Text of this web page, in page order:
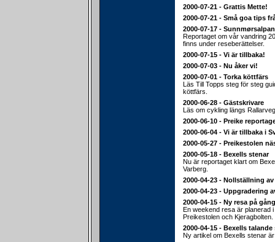
2000-07-21 - Grattis Mette!
2000-07-21 - Små goa tips
2000-07-17 -
Reportaget om vår vandring
finns under reseberättelser.
2000-07-15 - Vi är tillbaka!
2000-07-03 - Nu åker vi!
2000-07-01 - Torka köttfärs
Läs Till Topps steg för steg
köttfärs.
2000-06-28 - Gästskrivare
Läs om cykling längs
2000-06-10 - Preike
2000-06-04 - Vi är tillbaka i
2000-05-27 - Preikestolen
2000-05-18 - Bexells stenar
Nu är reportaget klart om
Varberg.
2000-04-23 - Nollställning
2000-04-23 - Uppgradering
2000-04-15 - Ny resa på
En weekend resa är planerad
Preikestolen och Kjeragbolten.
2000-04-15 - Bexells talande
Ny artikel om Bexells stenar